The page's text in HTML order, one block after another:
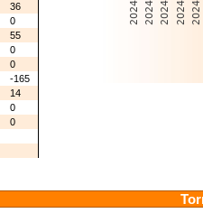
36
0
55
0
0
-165
14
0
0